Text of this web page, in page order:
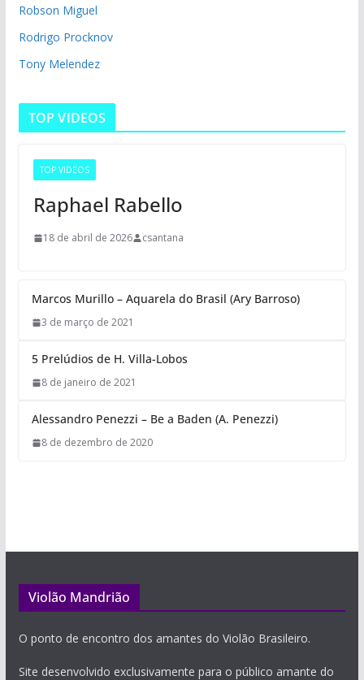
Robson Miguel
Rodrigo Procknov
Tony Melendez
TOP VIDEOS
TOP VIDEOS
Raphael Rabello
18 de abril de 2026 csantana
Marcos Murillo – Aquarela do Brasil (Ary Barroso)
3 de março de 2021
5 Prelúdios de H. Villa-Lobos
8 de janeiro de 2021
Alessandro Penezzi – Be a Baden (A. Penezzi)
8 de dezembro de 2020
Violão Mandrião
O ponto de encontro dos amantes do Violão Brasileiro.
Site desenvolvido exclusivamente para o público amante do